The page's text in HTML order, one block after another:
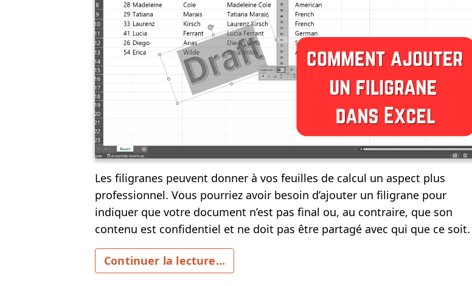
Les filigranes peuvent donner à vos feuilles de calcul un aspect plus
professionnel. Vous pourriez avoir besoin d’ajouter un filigrane pour
indiquer que votre document n’est pas final ou, au contraire, que son
contenu est confidentiel et ne doit pas être partagé avec qui que ce soit.
Continuer la lecture...